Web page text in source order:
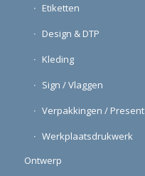
Etiketten
Design & DTP
Kleding
Sign / Vlaggen
Verpakkingen /
Werkplaatsdrukwerk
Ontwerp